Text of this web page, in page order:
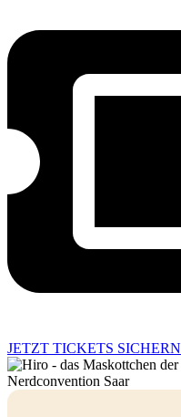
JETZT TICKETS SICHERN